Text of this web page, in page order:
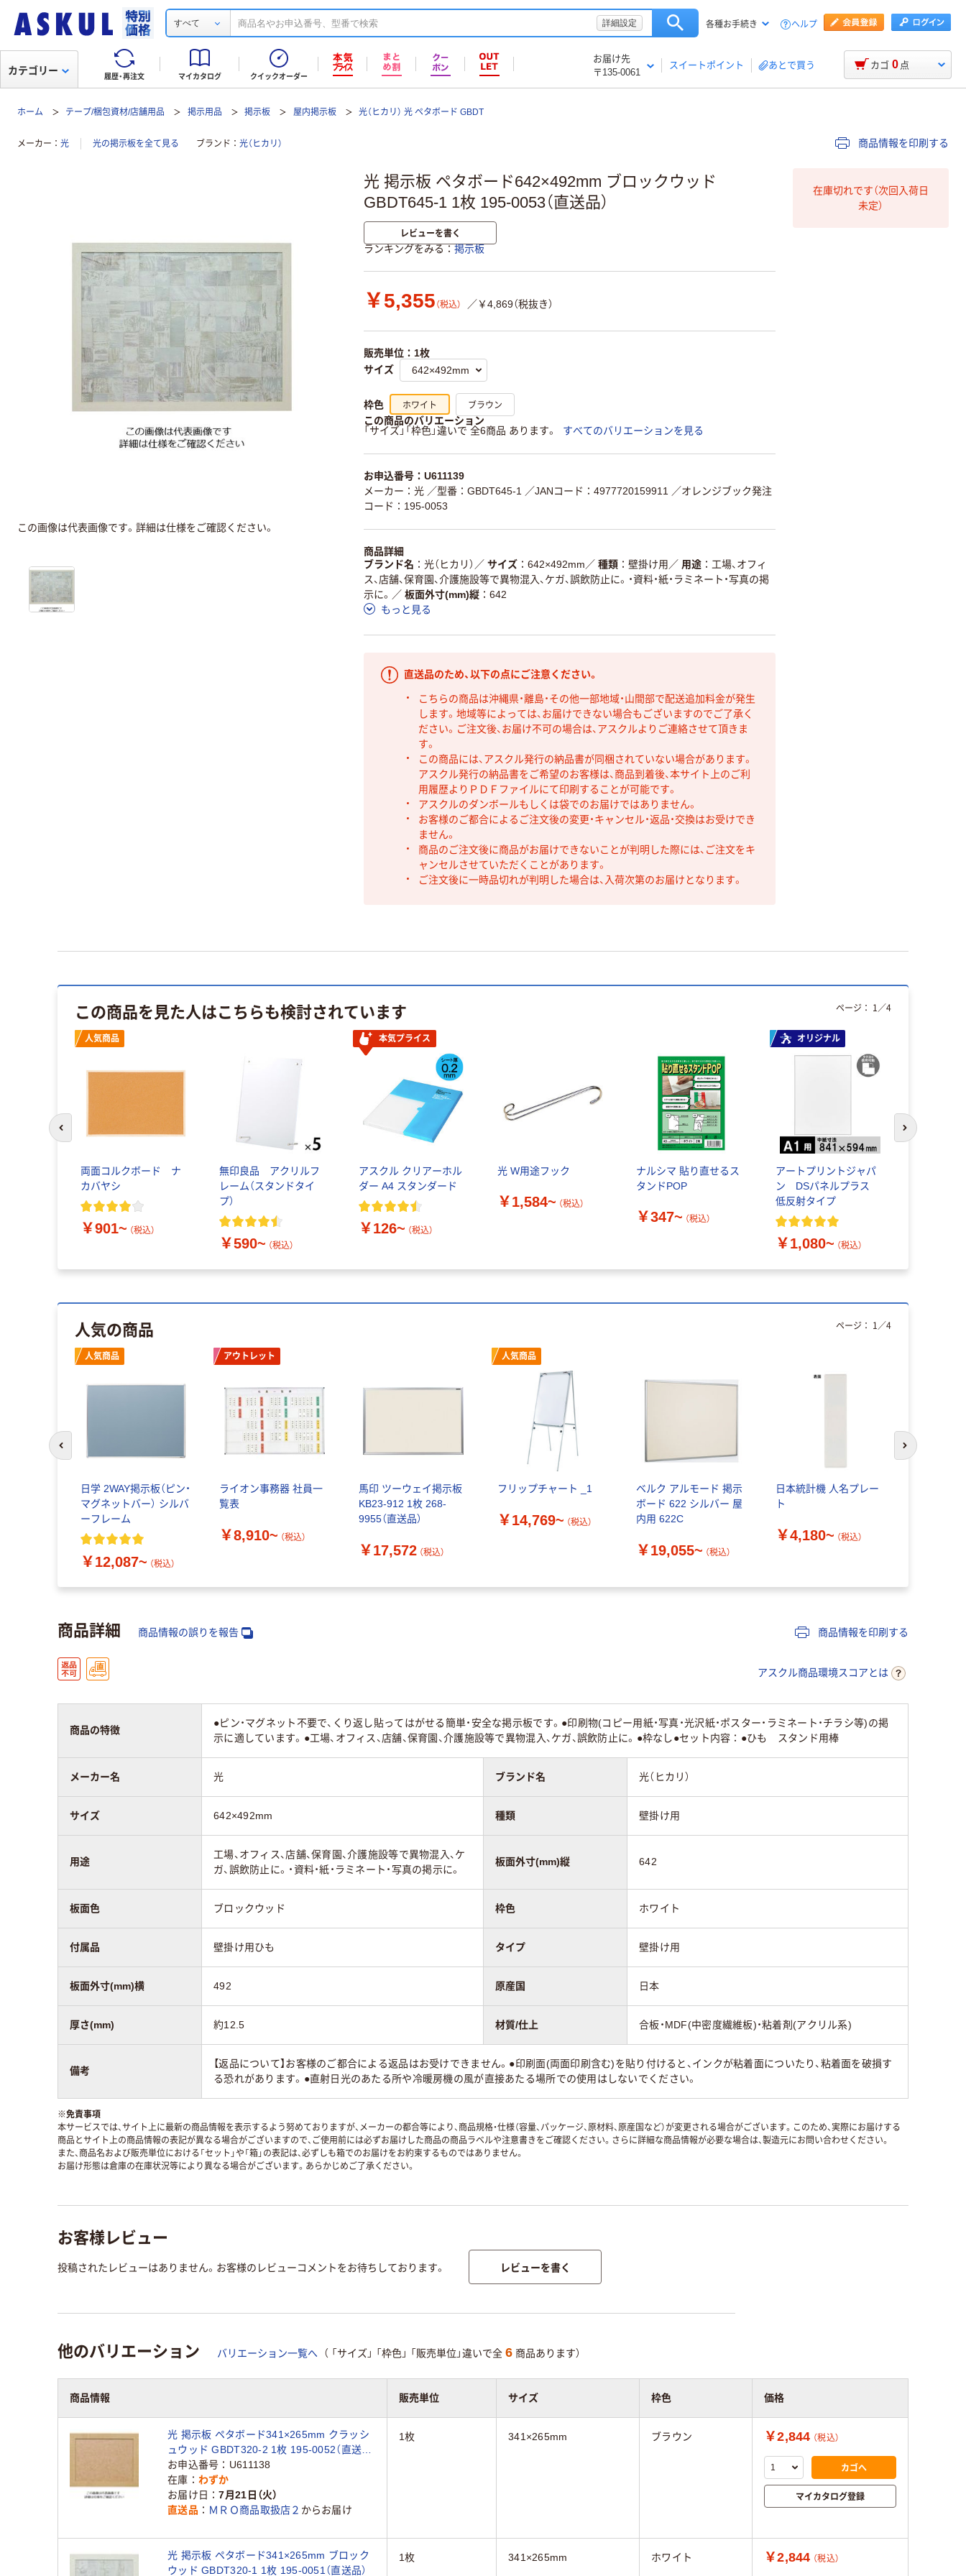
すべて 詳細設定 各種お手続き ヘルプ
履歴・再注文 マイカタログ クイックオーダー
お届け先
〒135-0061
スイートポイント あとで買う
カテゴリー カゴ 0 点
ホーム テープ/梱包資材/店舗用品 掲示用品 掲示板 屋内掲示板 光（ヒカリ） 光 ペタボード GBDT
メーカー 光 光の掲示板を全て見る ブランド 光（ヒカリ） 商品情報を印刷する
光 掲示板 ペタボード642×492mm ブロックウッド
GBDT645-1 1枚 195-0053（直送品）
レビューを書く
ランキングをみる 掲示板
￥5,355 （税込） ／￥4,869（税抜き）
販売単位：1枚
サイズ
枠色 ホワイト ブラウン
この商品のバリエーション
「サイズ」「枠色」違いで 全6商品 あります。
すべてのバリエーションを見る
お申込番号：U611139
メーカー：光 ／型番：GBDT645-1 ／JANコード：4977720159911
／オレンジブック発注
コード：195-0053
商品詳細
ブランド名
光（ヒカリ） ／ サイズ 642×492mm ／ 種類 壁掛け用 ／ 用途
工場、オフィ
ス、店舗、保育園、介護施設等で異物混入、ケガ、誤飲防止に。・資料・紙・ラミネート・写真の掲
示に。 ／ 板面外寸(mm)縦
642
もっと見る
直送品のため、以下の点にご注意ください。
こちらの商品は沖縄県・離島・その他一部地域・山間部で配送追加料金が発生
します。地域等によっては、お届けできない場合もございますのでご了承く
ださい。ご注文後、お届け不可の場合は、アスクルよりご連絡させて頂きま
す。
この商品には、アスクル発行の納品書が同梱されていない場合があります。
アスクル発行の納品書をご希望のお客様は、商品到着後、本サイト上のご利
用履歴よりＰＤＦファイルにて印刷することが可能です。
アスクルのダンボールもしくは袋でのお届けではありません。
お客様のご都合によるご注文後の変更・キャンセル・返品・交換はお受けでき
ません。
商品のご注文後に商品がお届けできないことが判明した際には、ご注文をキ
ャンセルさせていただくことがあります。
ご注文後に一時品切れが判明した場合は、入荷次第のお届けとなります。
この画像は代表画像です。詳細は仕様をご確認ください。
在庫切れです（次回入荷日
未定）
この商品を見た人はこちらも検討されています
人気商品
両面コルクボード ナ
カバヤシ
￥901~ （税込）
無印良品 アクリルフ
レーム（スタンドタイ
プ）
￥590~ （税込）
本気プライス
アスクル クリアーホル
ダー A4 スタンダード
￥126~ （税込）
光 W用途フック
￥1,584~ （税込）
ナルシマ 貼り直せるス
タンドPOP
￥347~ （税込）
オリジナル
アートプリントジャパ
ン DSパネルプラス
低反射タイプ
￥1,080~ （税込）
ページ： 1 ／4
前のスライドへ 次のスライド
人気の商品
人気商品
日学 2WAY掲示板（ピン・
マグネットバー） シルバ
ーフレーム
￥12,087~ （税込）
アウトレット
ライオン事務器 社員一
覧表
￥8,910~ （税込）
馬印 ツーウェイ掲示板
KB23-912 1枚 268-
9955（直送品）
￥17,572 （税込）
人気商品
フリップチャート _1
￥14,769~ （税込）
ベルク アルモード 掲示
ボード 622 シルバー 屋
内用 622C
￥19,055~ （税込）
日本統計機 人名プレー
ト
￥4,180~ （税込）
ページ： 1 ／4
次のスライド
商品詳細 商品情報の誤りを報告 商品情報を印刷する
アスクル商品環境スコアとは
商品の特徴
●ピン・マグネット不要で、くり返し貼ってはがせる簡単・安全な掲示板です。●印刷物(コピー用紙・写真・光沢紙・ポスター・ラミネート・チラシ等)の掲
示に適しています。●工場、オフィス、店舗、保育園、介護施設等で異物混入、ケガ、誤飲防止に。●枠なし●セット内容：●ひも スタンド用棒
メーカー名 光 ブランド名 光（ヒカリ）
サイズ 642×492mm 種類 壁掛け用
用途
工場、オフィス、店舗、保育園、介護施設等で異物混入、ケ
ガ、誤飲防止に。・資料・紙・ラミネート・写真の掲示に。
板面外寸(mm)縦 642
板面色 ブロックウッド 枠色 ホワイト
付属品 壁掛け用ひも タイプ 壁掛け用
板面外寸(mm)横 492 原産国 日本
厚さ(mm) 約12.5 材質/仕上 合板・MDF(中密度繊維板)・粘着剤(アクリル系)
備考
【返品について】お客様のご都合による返品はお受けできません。●印刷面(両面印刷含む)を貼り付けると、インクが粘着面についたり、粘着面を破損す
る恐れがあります。●直射日光のあたる所や冷暖房機の風が直接あたる場所での使用はしないでください。
※免責事項
本サービスでは、サイト上に最新の商品情報を表示するよう努めておりますが、メーカーの都合等により、商品規格・仕様（容量、パッケージ、原材料、原産国など）が変更される場合がございます。このため、実際にお届けする
商品とサイト上の商品情報の表記が異なる場合がございますので、ご使用前には必ずお届けした商品の商品ラベルや注意書きをご確認ください。さらに詳細な商品情報が必要な場合は、製造元にお問い合わせください。
また、商品名および販売単位における「セット」や「箱」の表記は、必ずしも箱でのお届けをお約束するものではありません。
お届け形態は倉庫の在庫状況等により異なる場合がございます。あらかじめご了承ください。
お客様レビュー
投稿されたレビューはありません。お客様のレビューコメントをお待ちしております。 レビューを書く
他のバリエーション バリエーション一覧へ （ 「サイズ」 「枠色」 「販売単位」違いで全 6 商品あります）
商品情報 販売単位 サイズ 枠色 価格
光 掲示板 ペタボード341×265mm クラッシ
ュウッド GBDT320-2 1枚 195-0052（直送
品）
お申込番号
U611138
在庫
わずか
お届け日
7月21日（火）
直送品
ＭＲＯ商品取扱店２ からお届け
1枚 341×265mm ブラウン ￥2,844 （税込）
カゴへ
マイカタログ登録
光 掲示板 ペタボード341×265mm ブロック
ウッド GBDT320-1 1枚 195-0051（直送品）
1枚 341×265mm ホワイト ￥2,844 （税込）